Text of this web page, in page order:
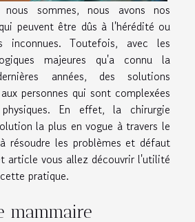
sommes, nous avons nos
peuvent être dûs à l'hérédité ou
inconnues. Toutefois, avec les
majeures qu'a connu la
années, des solutions
personnes qui sont complexées
En effet, la chirurgie
la plus en vogue à travers le
résoudre les problèmes et défaut
article vous allez découvrir l'utilité
pratique.
mammaire